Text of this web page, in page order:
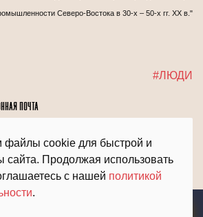
файлы cookie для быстрой и
сайта. Продолжая использовать
с нашей политикой
.
Северо-Востока в 30-х – 50-х гг. ХХ в."
#ЛЮДИ
почта